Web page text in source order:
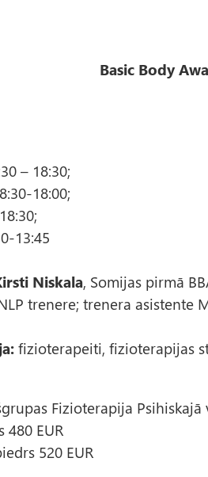
Basic Body
– 18:30;
18:00;
13:45
Niskala, Somijas pirmā
trenere; trenera asistente
fizioterapeiti, fizioterapijas
Fizioterapija Psihiskajā
480 EUR
520 EUR